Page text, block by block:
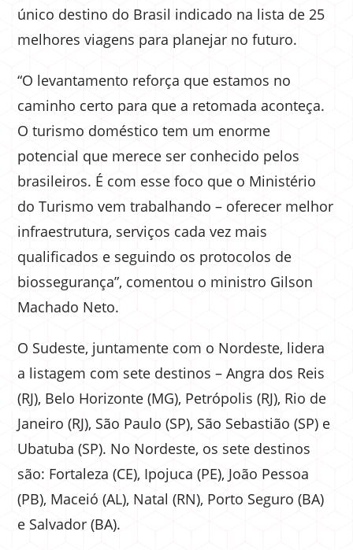
único destino do Brasil indicado na lista de 25
melhores viagens para planejar no futuro.
“O levantamento reforça que estamos no
caminho certo para que a retomada aconteça.
O turismo doméstico tem um enorme
potencial que merece ser conhecido pelos
brasileiros. É com esse foco que o Ministério
do Turismo vem trabalhando – oferecer melhor
infraestrutura, serviços cada vez mais
qualificados e seguindo os protocolos de
biossegurança”, comentou o ministro Gilson
Machado Neto.
O Sudeste, juntamente com o Nordeste, lidera
a listagem com sete destinos – Angra dos Reis
(RJ), Belo Horizonte (MG), Petrópolis (RJ), Rio de
Janeiro (RJ), São Paulo (SP), São Sebastião (SP) e
Ubatuba (SP). No Nordeste, os sete destinos
são: Fortaleza (CE), Ipojuca (PE), João Pessoa
(PB), Maceió (AL), Natal (RN), Porto Seguro (BA)
e Salvador (BA).